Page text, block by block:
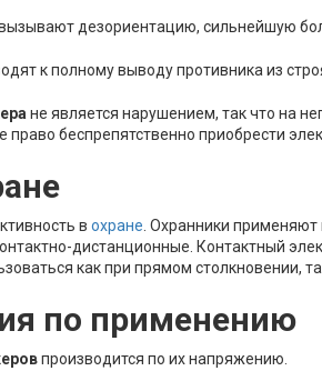
дезориентацию, сильнейшую
к полному выводу противника из
не является нарушением, так что на
право беспрепятственно приобрести
в охране . Охранники
дистанционные. Контактный
как при прямом столкновении,
по применению
производится по их напряжению.